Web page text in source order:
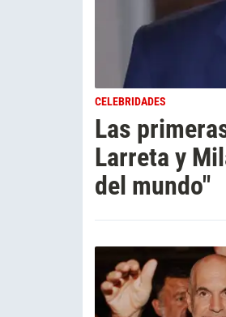
CELEBRIDADES
Las
Larreta y
del mundo"